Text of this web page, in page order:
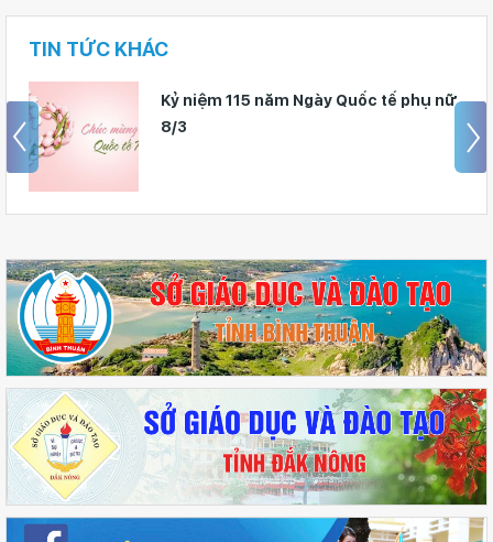
TIN TỨC KHÁC
Kỷ niệm 79 năm Ngày Cách mạng
tháng Tám thành công (19/8/1945-